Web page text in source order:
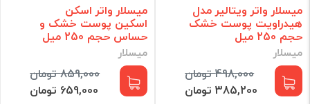
میسلار واتر ویتالیر مدل
هیدراویت پوست خشک
حجم 250 میل
میسلار
498,000 تومان
385,200 تومان
میسلار واتر اسکن
اسکین پوست خشک و
حساس حجم 250 میل
میسلار
859,000 تومان
659,000 تومان